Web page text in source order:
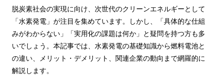
脱炭素社会の実現に向け、次世代のクリーンエネルギーとして
「水素発電」が注目を集めています。しかし、「具体的な仕組
みがわからない」「実用化の課題は何か」と疑問を持つ方も多
いでしょう。本記事では、水素発電の基礎知識から燃料電池と
の違い、メリット・デメリット、関連企業の動向まで網羅的に
解説します。